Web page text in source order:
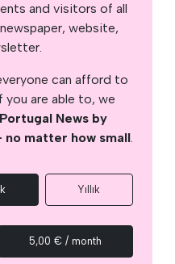
and visitors of all
website,
can afford to
are able to, we
News by
matter how small.
Yıllık
5,00 € / month